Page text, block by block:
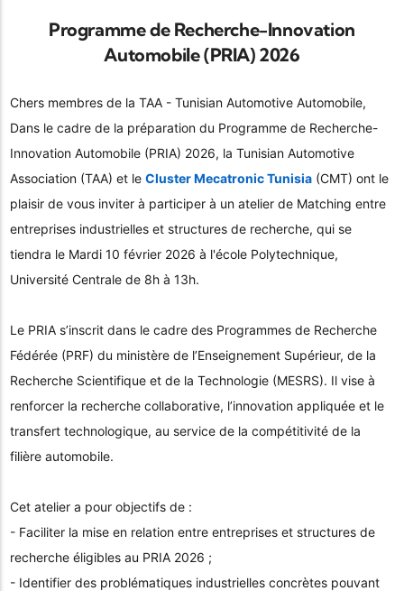
Programme de Recherche-Innovation
Automobile (PRIA) 2026
Chers membres de la TAA - Tunisian Automotive Automobile,
Dans le cadre de la préparation du Programme de Recherche-
Innovation Automobile (PRIA) 2026, la Tunisian Automotive
Association (TAA) et le Cluster Mecatronic Tunisia (CMT) ont le
plaisir de vous inviter à participer à un atelier de Matching entre
entreprises industrielles et structures de recherche, qui se
tiendra le Mardi 10 février 2026 à l'école Polytechnique,
Université Centrale de 8h à 13h.
Le PRIA s’inscrit dans le cadre des Programmes de Recherche
Fédérée (PRF) du ministère de l’Enseignement Supérieur, de la
Recherche Scientifique et de la Technologie (MESRS). Il vise à
renforcer la recherche collaborative, l’innovation appliquée et le
transfert technologique, au service de la compétitivité de la
filière automobile.
Cet atelier a pour objectifs de :
- Faciliter la mise en relation entre entreprises et structures de
recherche éligibles au PRIA 2026 ;
- Identifier des problématiques industrielles concrètes pouvant